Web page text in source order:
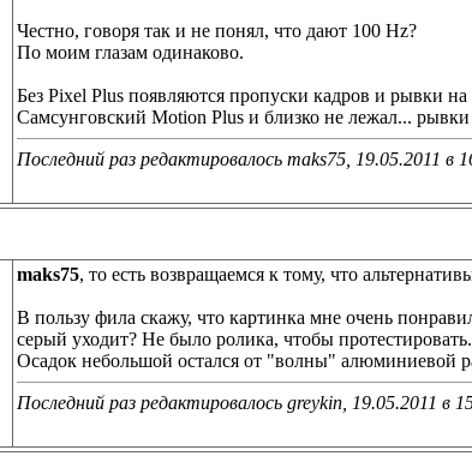
Честно, говоря так и не понял, что дают 100 Hz?
По моим глазам одинаково.
Без Pixel Plus появляются пропуски кадров и рывки
Самсунговский Motion Plus и близко не лежал...
Последний раз редактировалось maks75, 19.05.2011 в
maks75, то есть возвращаемся к тому, что
В пользу фила скажу, что картинка мне очень
серый уходит? Не было ролика, чтобы протестировать.
Осадок небольшой остался от "волны" алюминиевой
Последний раз редактировалось greykin, 19.05.2011 в